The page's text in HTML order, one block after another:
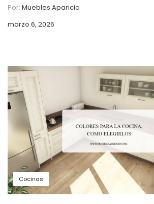
Por: Muebles Aparicio
marzo 6, 2026
Cocinas